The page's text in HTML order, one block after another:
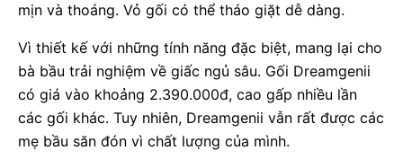
mịn và thoáng. Vỏ gối có thể tháo giặt dễ dàng.
Vì thiết kế với những tính năng đặc biệt, mang lại cho
bà bầu trải nghiệm về giấc ngủ sâu. Gối Dreamgenii
có giá vào khoảng 2.390.000đ, cao gấp nhiều lần
các gối khác. Tuy nhiên, Dreamgenii vẫn rất được các
mẹ bầu săn đón vì chất lượng của mình.